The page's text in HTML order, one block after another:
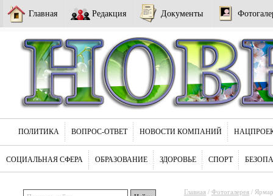
Главная Редакция Документы
ПОЛИТИКА ВОПРОС-ОТВЕТ НОВОСТИ КОМПАНИЙ
СОЦИАЛЬНАЯ СФЕРА ОБРАЗОВАНИЕ ЗДОРОВЬЕ СПОРТ
Главная / Фотогалерея /